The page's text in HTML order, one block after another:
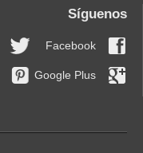
Síguenos
Facebook
Google Plus